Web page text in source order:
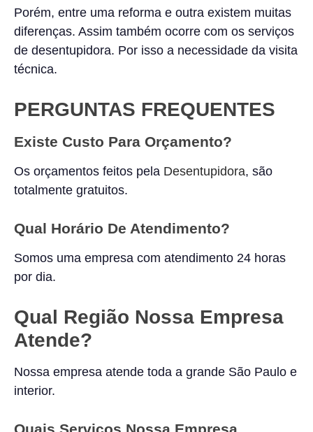
Porém, entre uma reforma e outra existem muitas
diferenças. Assim também ocorre com os serviços
de desentupidora. Por isso a necessidade da visita
técnica.
PERGUNTAS FREQUENTES
Existe Custo Para Orçamento?
Os orçamentos feitos pela Desentupidora, são
totalmente gratuitos.
Qual Horário De Atendimento?
Somos uma empresa com atendimento 24 horas
por dia.
Qual Região Nossa Empresa
Atende?
Nossa empresa atende toda a grande São Paulo e
interior.